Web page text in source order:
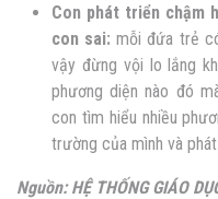
Con phát triển chậm
con sai: mỗi đứa trẻ
vậy đừng vội lo lắng
phương diện nào đó
con tìm hiểu nhiều
trường của mình và
Nguồn: HỆ THỐNG GIÁO